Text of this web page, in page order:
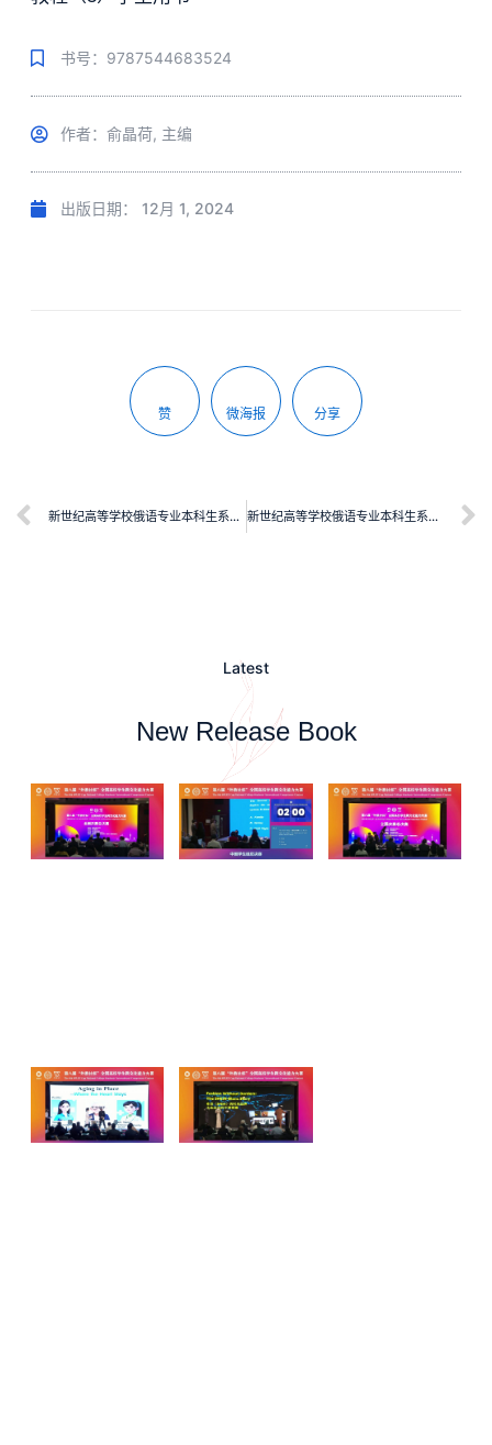
书号：9787544683524
作者：俞晶荷, 主编
出版日期： 12月 1, 2024
赞 微海报 分享
新世纪高等学校俄语专业本科生系列教材：俄语听力教程（4）学生用书 新世纪高等学校俄语专业本科生系列教材：俄语听力教程（2）学生用书
Latest
New Release Book